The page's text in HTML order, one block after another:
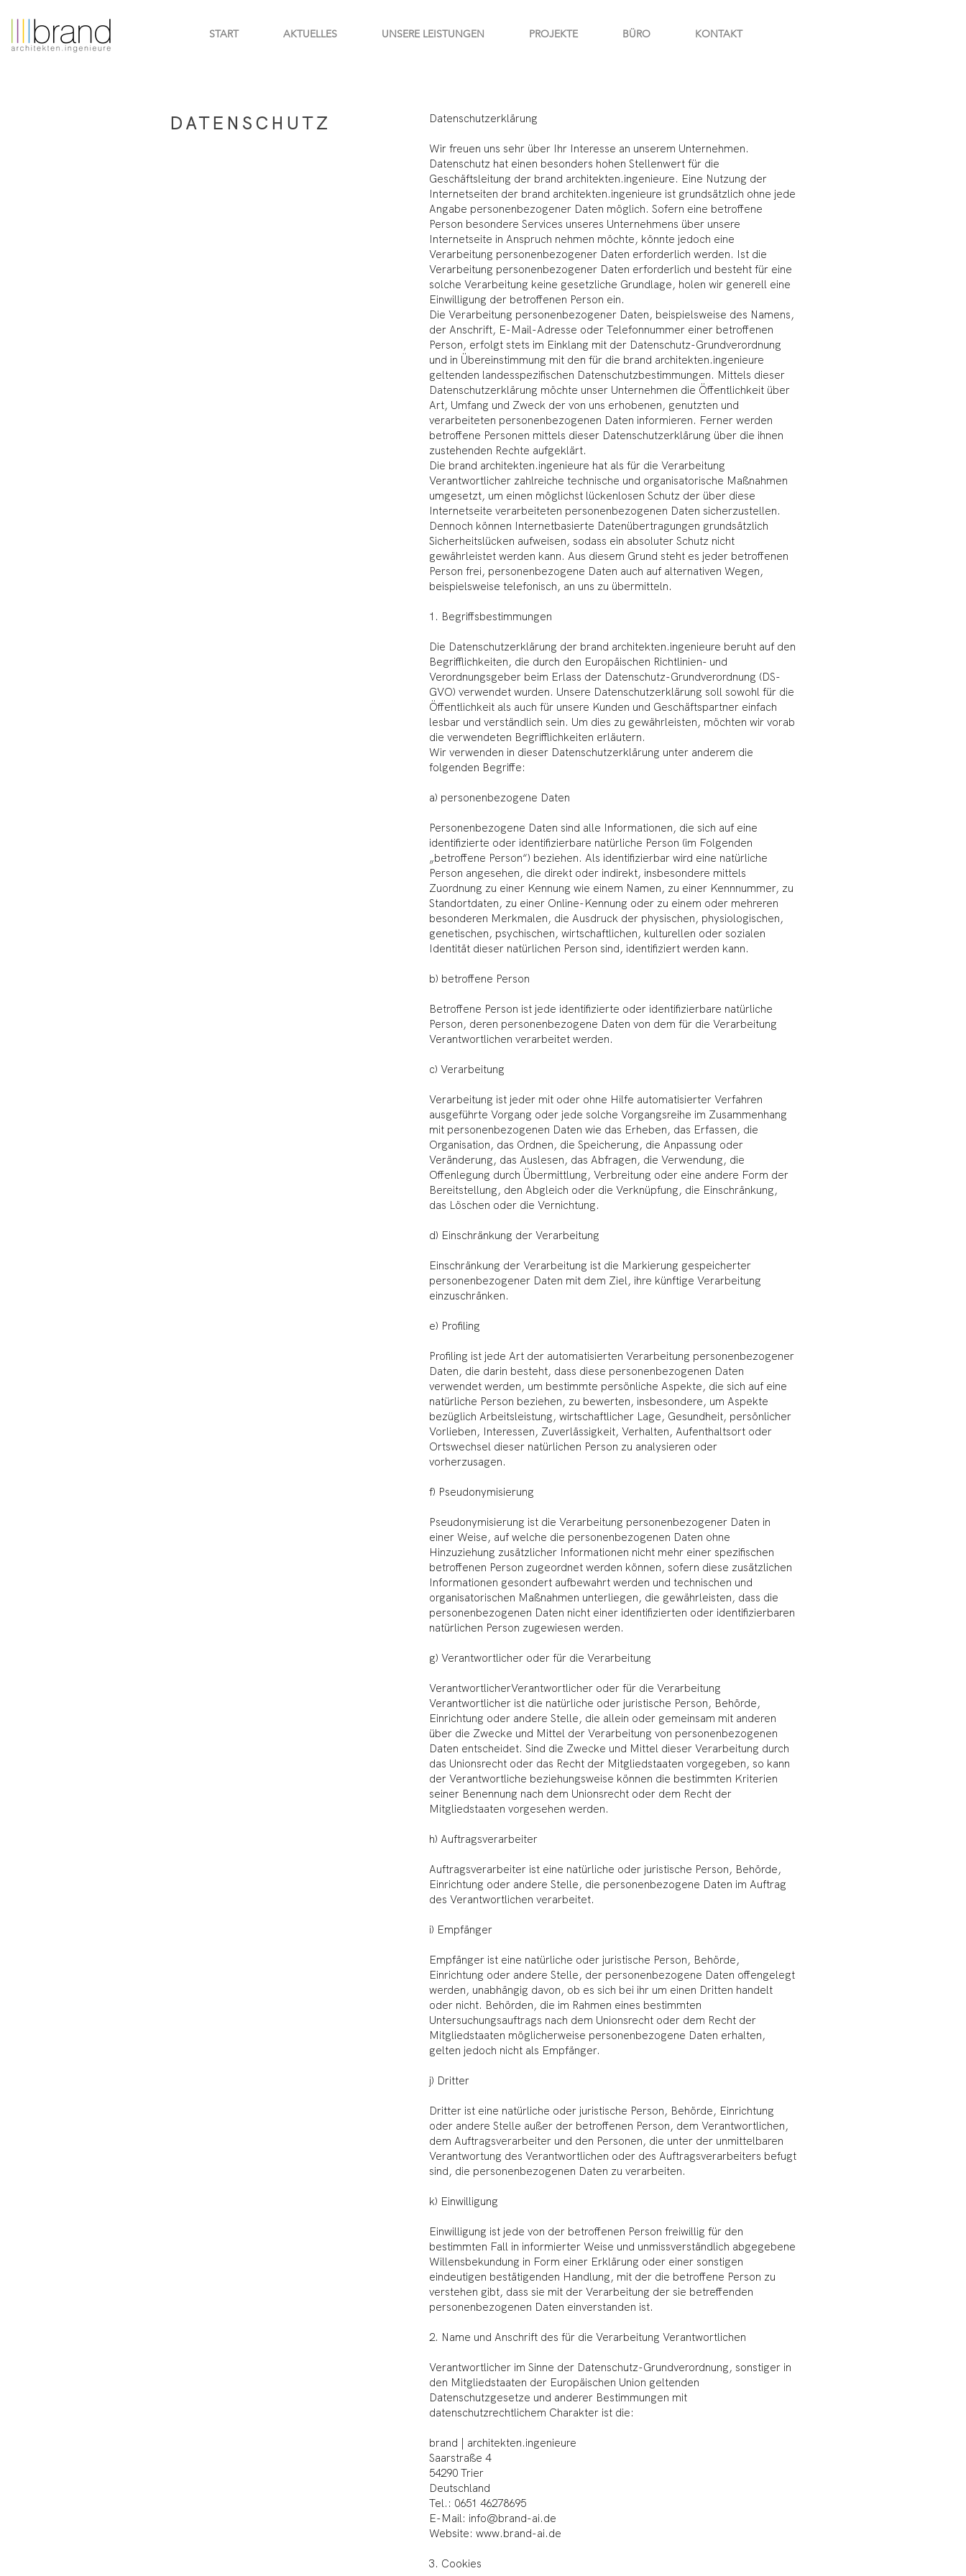
START AKTUELLES UNSERE LEISTUNGEN PROJEKTE BÜRO KONTAKT
DATENSCHUTZ Datenschutzerklärung
Wir freuen uns sehr über Ihr Interesse an unserem Unternehmen.
Datenschutz hat einen besonders hohen Stellenwert für die
Geschäftsleitung der brand architekten.ingenieure. Eine Nutzung der
Internetseiten der brand architekten.ingenieure ist grundsätzlich ohne jede
Angabe personenbezogener Daten möglich. Sofern eine betroffene
Person besondere Services unseres Unternehmens über unsere
Internetseite in Anspruch nehmen möchte, könnte jedoch eine
Verarbeitung personenbezogener Daten erforderlich werden. Ist die
Verarbeitung personenbezogener Daten erforderlich und besteht für eine
solche Verarbeitung keine gesetzliche Grundlage, holen wir generell eine
Einwilligung der betroffenen Person ein.
Die Verarbeitung personenbezogener Daten, beispielsweise des Namens,
der Anschrift, E-Mail-Adresse oder Telefonnummer einer betroffenen
Person, erfolgt stets im Einklang mit der Datenschutz-Grundverordnung
und in Übereinstimmung mit den für die brand architekten.ingenieure
geltenden landesspezifischen Datenschutzbestimmungen. Mittels dieser
Datenschutzerklärung möchte unser Unternehmen die Öffentlichkeit über
Art, Umfang und Zweck der von uns erhobenen, genutzten und
verarbeiteten personenbezogenen Daten informieren. Ferner werden
betroffene Personen mittels dieser Datenschutzerklärung über die ihnen
zustehenden Rechte aufgeklärt.
Die brand architekten.ingenieure hat als für die Verarbeitung
Verantwortlicher zahlreiche technische und organisatorische Maßnahmen
umgesetzt, um einen möglichst lückenlosen Schutz der über diese
Internetseite verarbeiteten personenbezogenen Daten sicherzustellen.
Dennoch können Internetbasierte Datenübertragungen grundsätzlich
Sicherheitslücken aufweisen, sodass ein absoluter Schutz nicht
gewährleistet werden kann. Aus diesem Grund steht es jeder betroffenen
Person frei, personenbezogene Daten auch auf alternativen Wegen,
beispielsweise telefonisch, an uns zu übermitteln.
1. Begriffsbestimmungen
Die Datenschutzerklärung der brand architekten.ingenieure beruht auf den
Begrifflichkeiten, die durch den Europäischen Richtlinien- und
Verordnungsgeber beim Erlass der Datenschutz-Grundverordnung (DS-
GVO) verwendet wurden. Unsere Datenschutzerklärung soll sowohl für die
Öffentlichkeit als auch für unsere Kunden und Geschäftspartner einfach
lesbar und verständlich sein. Um dies zu gewährleisten, möchten wir vorab
die verwendeten Begrifflichkeiten erläutern.
Wir verwenden in dieser Datenschutzerklärung unter anderem die
folgenden Begriffe:
a) personenbezogene Daten
Personenbezogene Daten sind alle Informationen, die sich auf eine
identifizierte oder identifizierbare natürliche Person (im Folgenden
„betroffene Person“) beziehen. Als identifizierbar wird eine natürliche
Person angesehen, die direkt oder indirekt, insbesondere mittels
Zuordnung zu einer Kennung wie einem Namen, zu einer Kennnummer, zu
Standortdaten, zu einer Online-Kennung oder zu einem oder mehreren
besonderen Merkmalen, die Ausdruck der physischen, physiologischen,
genetischen, psychischen, wirtschaftlichen, kulturellen oder sozialen
Identität dieser natürlichen Person sind, identifiziert werden kann.
b) betroffene Person
Betroffene Person ist jede identifizierte oder identifizierbare natürliche
Person, deren personenbezogene Daten von dem für die Verarbeitung
Verantwortlichen verarbeitet werden.
c) Verarbeitung
Verarbeitung ist jeder mit oder ohne Hilfe automatisierter Verfahren
ausgeführte Vorgang oder jede solche Vorgangsreihe im Zusammenhang
mit personenbezogenen Daten wie das Erheben, das Erfassen, die
Organisation, das Ordnen, die Speicherung, die Anpassung oder
Veränderung, das Auslesen, das Abfragen, die Verwendung, die
Offenlegung durch Übermittlung, Verbreitung oder eine andere Form der
Bereitstellung, den Abgleich oder die Verknüpfung, die Einschränkung,
das Löschen oder die Vernichtung.
d) Einschränkung der Verarbeitung
Einschränkung der Verarbeitung ist die Markierung gespeicherter
personenbezogener Daten mit dem Ziel, ihre künftige Verarbeitung
einzuschränken.
e) Profiling
Profiling ist jede Art der automatisierten Verarbeitung personenbezogener
Daten, die darin besteht, dass diese personenbezogenen Daten
verwendet werden, um bestimmte persönliche Aspekte, die sich auf eine
natürliche Person beziehen, zu bewerten, insbesondere, um Aspekte
bezüglich Arbeitsleistung, wirtschaftlicher Lage, Gesundheit, persönlicher
Vorlieben, Interessen, Zuverlässigkeit, Verhalten, Aufenthaltsort oder
Ortswechsel dieser natürlichen Person zu analysieren oder
vorherzusagen.
f) Pseudonymisierung
Pseudonymisierung ist die Verarbeitung personenbezogener Daten in
einer Weise, auf welche die personenbezogenen Daten ohne
Hinzuziehung zusätzlicher Informationen nicht mehr einer spezifischen
betroffenen Person zugeordnet werden können, sofern diese zusätzlichen
Informationen gesondert aufbewahrt werden und technischen und
organisatorischen Maßnahmen unterliegen, die gewährleisten, dass die
personenbezogenen Daten nicht einer identifizierten oder identifizierbaren
natürlichen Person zugewiesen werden.
g) Verantwortlicher oder für die Verarbeitung
VerantwortlicherVerantwortlicher oder für die Verarbeitung
Verantwortlicher ist die natürliche oder juristische Person, Behörde,
Einrichtung oder andere Stelle, die allein oder gemeinsam mit anderen
über die Zwecke und Mittel der Verarbeitung von personenbezogenen
Daten entscheidet. Sind die Zwecke und Mittel dieser Verarbeitung durch
das Unionsrecht oder das Recht der Mitgliedstaaten vorgegeben, so kann
der Verantwortliche beziehungsweise können die bestimmten Kriterien
seiner Benennung nach dem Unionsrecht oder dem Recht der
Mitgliedstaaten vorgesehen werden.
h) Auftragsverarbeiter
Auftragsverarbeiter ist eine natürliche oder juristische Person, Behörde,
Einrichtung oder andere Stelle, die personenbezogene Daten im Auftrag
des Verantwortlichen verarbeitet.
i) Empfänger
Empfänger ist eine natürliche oder juristische Person, Behörde,
Einrichtung oder andere Stelle, der personenbezogene Daten offengelegt
werden, unabhängig davon, ob es sich bei ihr um einen Dritten handelt
oder nicht. Behörden, die im Rahmen eines bestimmten
Untersuchungsauftrags nach dem Unionsrecht oder dem Recht der
Mitgliedstaaten möglicherweise personenbezogene Daten erhalten,
gelten jedoch nicht als Empfänger.
j) Dritter
Dritter ist eine natürliche oder juristische Person, Behörde, Einrichtung
oder andere Stelle außer der betroffenen Person, dem Verantwortlichen,
dem Auftragsverarbeiter und den Personen, die unter der unmittelbaren
Verantwortung des Verantwortlichen oder des Auftragsverarbeiters befugt
sind, die personenbezogenen Daten zu verarbeiten.
k) Einwilligung
Einwilligung ist jede von der betroffenen Person freiwillig für den
bestimmten Fall in informierter Weise und unmissverständlich abgegebene
Willensbekundung in Form einer Erklärung oder einer sonstigen
eindeutigen bestätigenden Handlung, mit der die betroffene Person zu
verstehen gibt, dass sie mit der Verarbeitung der sie betreffenden
personenbezogenen Daten einverstanden ist.
2. Name und Anschrift des für die Verarbeitung Verantwortlichen
Verantwortlicher im Sinne der Datenschutz-Grundverordnung, sonstiger in
den Mitgliedstaaten der Europäischen Union geltenden
Datenschutzgesetze und anderer Bestimmungen mit
datenschutzrechtlichem Charakter ist die:
brand | architekten.ingenieure
Saarstraße 4
54290 Trier
Deutschland
Tel.: 0651 46278695
E-Mail: info@brand-ai.de
Website: www.brand-ai.de
3. Cookies